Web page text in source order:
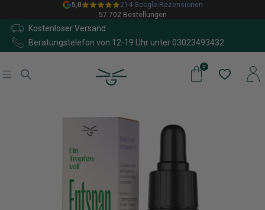
5,0
214 Google-Rezensionen
57.702 Bestellungen
Kostenloser Versand
Beratungstelefon von 12-19 Uhr unter 03023493432